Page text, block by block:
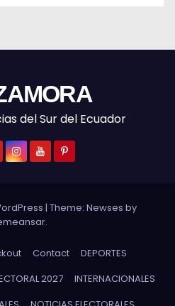
del Sur del Ecuador
| Theme: Newses by
.
Contact
DEPORTES
2027
INTERNACIONALES